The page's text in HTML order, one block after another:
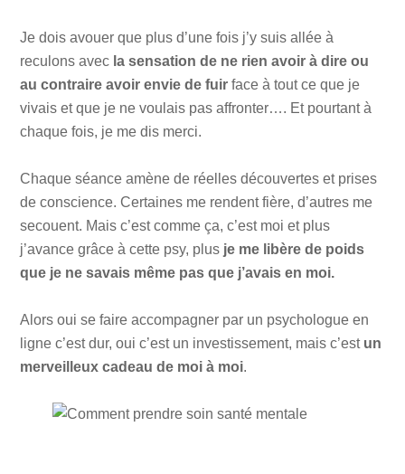
Je dois avouer que plus d’une fois j’y suis allée à
reculons avec la sensation de ne rien avoir à dire ou
au contraire avoir envie de fuir face à tout ce que je
vivais et que je ne voulais pas affronter…. Et pourtant à
chaque fois, je me dis merci.
Chaque séance amène de réelles découvertes et prises
de conscience. Certaines me rendent fière, d’autres me
secouent. Mais c’est comme ça, c’est moi et plus
j’avance grâce à cette psy, plus je me libère de poids
que je ne savais même pas que j’avais en moi.
Alors oui se faire accompagner par un psychologue en
ligne c’est dur, oui c’est un investissement, mais c’est un
merveilleux cadeau de moi à moi.